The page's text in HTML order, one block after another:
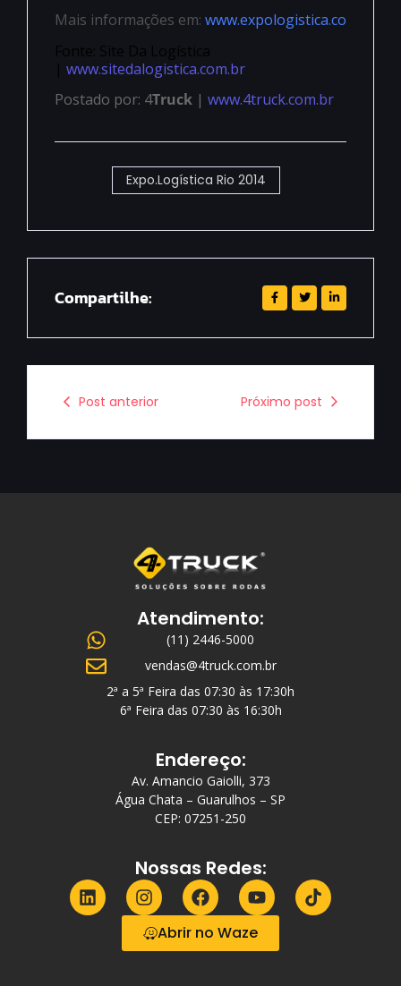
Mais informações em: www.expologistica.co
Fonte: Site Da Logística
| www.sitedalogistica.com.br
Postado por: 4Truck | www.4truck.com.br
Expo.Logística Rio 2014
Compartilhe:
Post anterior Próximo post
Atendimento:
(11) 2446-5000
vendas@4truck.com.br
2ª a 5ª Feira das 07:30 às 17:30h
6ª Feira das 07:30 às 16:30h
Endereço:
Av. Amancio Gaiolli, 373
Água Chata – Guarulhos – SP
CEP: 07251-250
Nossas Redes:
Abrir no Waze